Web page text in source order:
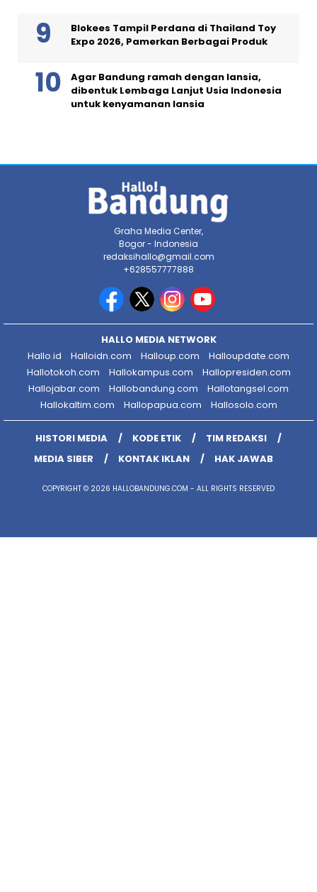
Blokees Tampil Perdana di Thailand Toy
Expo 2026, Pamerkan Berbagai Produk
Agar Bandung ramah dengan lansia,
dibentuk Lembaga Lanjut Usia Indonesia
untuk kenyamanan lansia
Graha Media Center,
Bogor - Indonesia
redaksihallo@gmail.com
+628557777888
HALLO MEDIA NETWORK
Hallo.id
Halloidn.com Halloup.com
Halloupdate.com
Hallotokoh.com
Hallokampus.com
Hallopresiden.com
Hallojabar.com
Hallobandung.com
Hallotangsel.com
Hallokaltim.com
Hallopapua.com Hallosolo.com
HISTORI MEDIA KODE ETIK
TIM REDAKSI
MEDIA SIBER
KONTAK IKLAN HAK JAWAB
COPYRIGHT © 2026 HALLOBANDUNG.COM - ALL RIGHTS RESERVED